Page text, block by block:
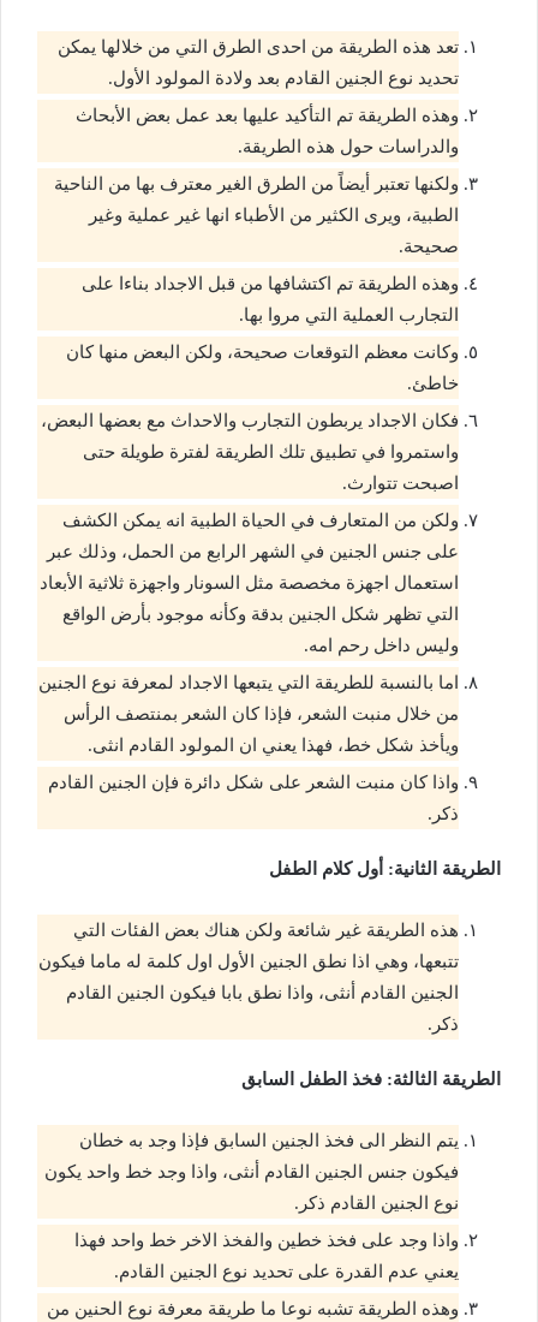
تعد هذه الطريقة من احدى الطرق التي من خلالها يمكن
تحديد نوع الجنين القادم بعد ولادة المولود الأول.
وهذه الطريقة تم التأكيد عليها بعد عمل بعض الأبحاث
والدراسات حول هذه الطريقة.
ولكنها تعتبر أيضاً من الطرق الغير معترف بها من الناحية
الطبية، ويرى الكثير من الأطباء انها غير عملية وغير
صحيحة.
وهذه الطريقة تم اكتشافها من قبل الاجداد بناءا على
التجارب العملية التي مروا بها.
وكانت معظم التوقعات صحيحة، ولكن البعض منها كان
خاطئ.
فكان الاجداد يربطون التجارب والاحداث مع بعضها البعض،
واستمروا في تطبيق تلك الطريقة لفترة طويلة حتى
اصبحت تتوارث.
ولكن من المتعارف في الحياة الطبية انه يمكن الكشف
على جنس الجنين في الشهر الرابع من الحمل، وذلك عبر
استعمال اجهزة مخصصة مثل السونار واجهزة ثلاثية الأبعاد
التي تظهر شكل الجنين بدقة وكأنه موجود بأرض الواقع
وليس داخل رحم امه.
اما بالنسبة للطريقة التي يتبعها الاجداد لمعرفة نوع الجنين
من خلال منبت الشعر، فإذا كان الشعر بمنتصف الرأس
ويأخذ شكل خط، فهذا يعني ان المولود القادم انثى.
واذا كان منبت الشعر على شكل دائرة فإن الجنين القادم
ذكر.
الطريقة الثانية: أول كلام الطفل
هذه الطريقة غير شائعة ولكن هناك بعض الفئات التي
تتبعها، وهي اذا نطق الجنين الأول اول كلمة له ماما فيكون
الجنين القادم أنثى، واذا نطق بابا فيكون الجنين القادم
ذكر.
الطريقة الثالثة: فخذ الطفل السابق
يتم النظر الى فخذ الجنين السابق فإذا وجد به خطان
فيكون جنس الجنين القادم أنثى، واذا وجد خط واحد يكون
نوع الجنين القادم ذكر.
واذا وجد على فخذ خطين والفخذ الاخر خط واحد فهذا
يعني عدم القدرة على تحديد نوع الجنين القادم.
وهذه الطريقة تشبه نوعا ما طريقة معرفة نوع الحنين من